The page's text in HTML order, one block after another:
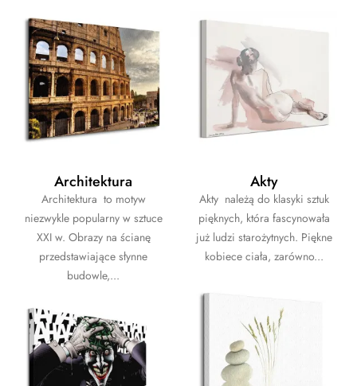
Architektura
Architektura to motyw
niezwykle popularny w sztuce
XXI w. Obrazy na ścianę
przedstawiające słynne
budowle,...
Akty
Akty należą do klasyki sztuk
pięknych, która fascynowała
już ludzi starożytnych. Piękne
kobiece ciała, zarówno...